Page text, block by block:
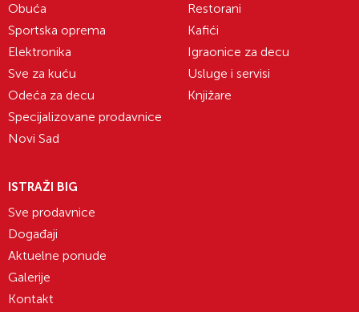
Obuća
Sportska oprema
Elektronika
Sve za kuću
Odeća za decu
Specijalizovane prodavnice
Novi Sad
Restorani
Kafići
Igraonice za decu
Usluge i servisi
Knjižare
ISTRAŽI BIG
Sve prodavnice
Događaji
Aktuelne ponude
Galerije
Kontakt